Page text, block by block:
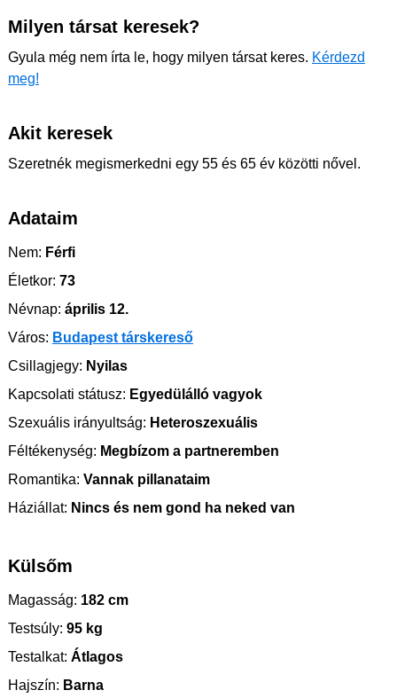
Milyen társat keresek?
Gyula még nem írta le, hogy milyen társat keres. Kérdezd
meg!
Akit keresek
Szeretnék megismerkedni egy 55 és 65 év közötti nővel.
Adataim
Nem: Férfi
Életkor: 73
Névnap: április 12.
Város: Budapest társkereső
Csillagjegy: Nyilas
Kapcsolati státusz: Egyedülálló vagyok
Szexuális irányultság: Heteroszexuális
Féltékenység: Megbízom a partneremben
Romantika: Vannak pillanataim
Háziállat: Nincs és nem gond ha neked van
Külsőm
Magasság: 182 cm
Testsúly: 95 kg
Testalkat: Átlagos
Hajszín: Barna